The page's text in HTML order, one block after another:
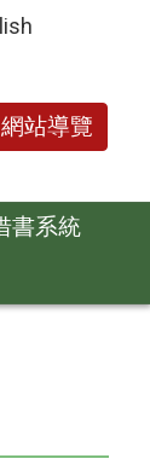
網站導覽
書系統